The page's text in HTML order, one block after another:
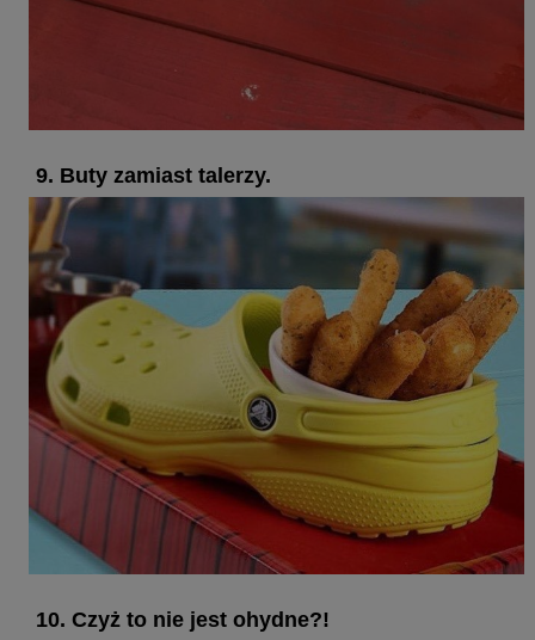
9. Buty zamiast talerzy.
10. Czyż to nie jest ohydne?!